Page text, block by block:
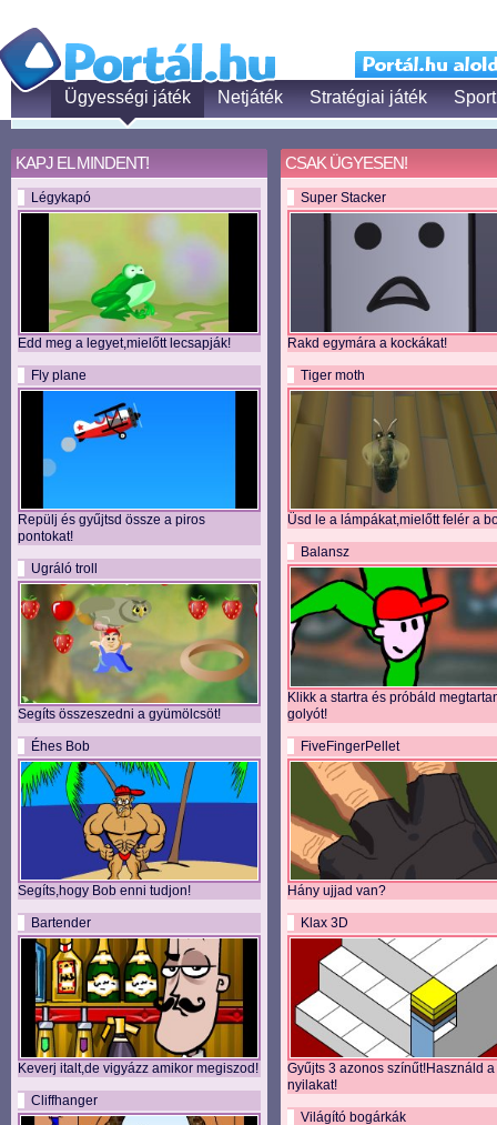
Ügyességi játék Netjáték Stratégiai játék
KAPJ EL MINDENT!
Légykapó
Edd meg a legyet,mielőtt lecsapják!
Fly plane
Repülj és gyűjtsd össze a piros
pontokat!
Ugráló troll
Segíts összeszedni a gyümölcsöt!
Éhes Bob
Segíts,hogy Bob enni tudjon!
Bartender
Keverj italt,de vigyázz amikor megiszod!
Cliffhanger
CSAK ÜGYESEN!
Super Stacker
Rakd egymára a kockákat!
Tiger moth
Üsd le a lámpákat,mielőtt felér a
Balansz
Klikk a startra és próbáld
golyót!
FiveFingerPellet
Hány ujjad van?
Klax 3D
Gyűjts 3 azonos színűt!Használd a
nyilakat!
Világító bogárkák